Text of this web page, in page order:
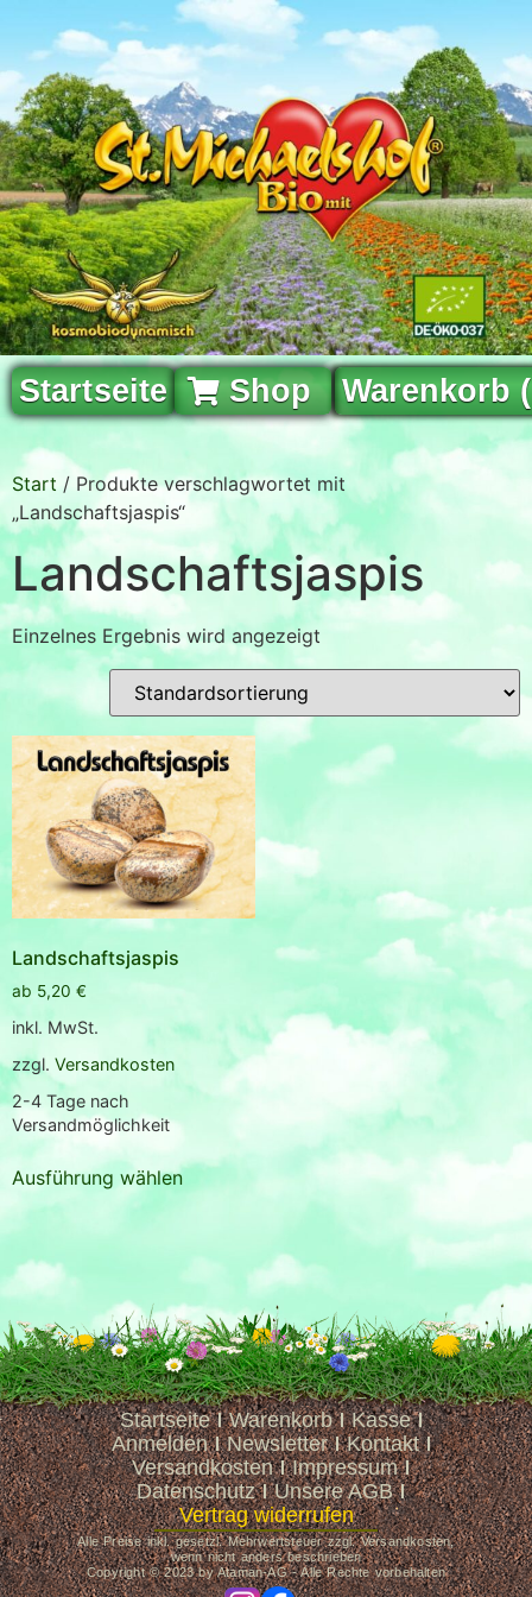
Startseite Shop Warenkorb
Start / Produkte verschlagwortet mit
„Landschaftsjaspis“
Landschaftsjaspis
Einzelnes Ergebnis wird angezeigt
Landschaftsjaspis
ab 5,20 €
inkl. MwSt.
zzgl. Versandkosten
2-4 Tage nach
Versandmöglichkeit
Ausführung wählen
Startseite Warenkorb
Kasse
Anmelden
Newsletter
Kontakt
Versandkosten
Impressum
Datenschutz
Unsere AGB
Vertrag widerrufen
Alle Preise inkl. gesetzl. Mehrwertsteuer zzgl. Versandkosten,
wenn nicht anders beschrieben
Copyright © 2023 by Ataman-AG - Alle Rechte vorbehalten